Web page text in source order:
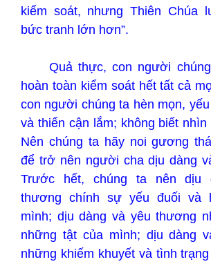
kiểm soát, nhưng Thiên Chúa
bức tranh lớn hơn”.
Quả thực, con người chúng
hoàn toàn kiểm soát hết tất cả
con người chúng ta hèn mọn,
và thiển cận lắm; không biết nhìn
Nên chúng ta hãy noi gương
để trở nên người cha dịu dàng
Trước hết, chúng ta nên dịu
thương chính sự yếu đuối và
mình; dịu dàng và yêu thương
những tật của mình; dịu dàng
những khiếm khuyết và tình